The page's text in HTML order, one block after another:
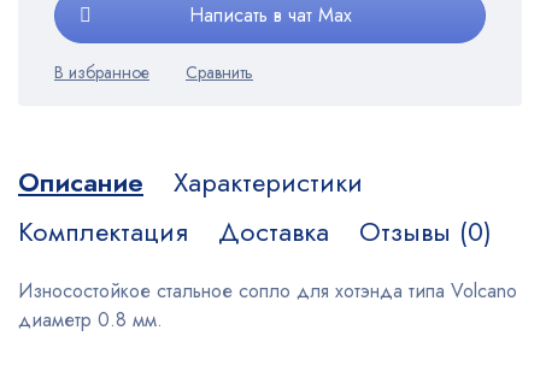
Написать в чат Max
Описание
Характеристики
Комплектация
Доставка Отзывы (0)
Износостойкое стальное сопло для хотэнда типа Volcano
диаметр 0.8 мм.